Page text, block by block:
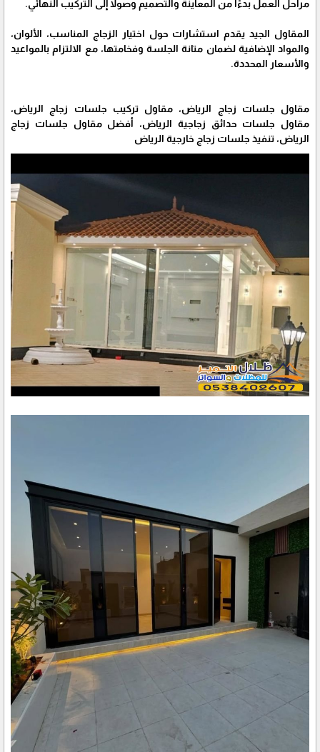
مراحل العمل بدءًا من المعاينة والتصميم وصولاً إلى التركيب النهائي.
المقاول الجيد يقدم استشارات حول اختيار الزجاج المناسب، الألوان،
والمواد الإضافية لضمان متانة الجلسة وفخامتها، مع الالتزام بالمواعيد
والأسعار المحددة.
مقاول جلسات زجاج الرياض، مقاول تركيب جلسات زجاج الرياض،
مقاول جلسات حدائق زجاجية الرياض، أفضل مقاول جلسات زجاج
الرياض، تنفيذ جلسات زجاج خارجية الرياض